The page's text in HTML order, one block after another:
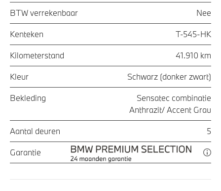
BTW verrekenbaar Nee
Kenteken T-545-HK
Kilometerstand 41.910 km
Kleur Schwarz (donker zwart)
Bekleding
Sensatec combinatie
Anthrazit/ Accent Grau
Aantal deuren 5
Garantie